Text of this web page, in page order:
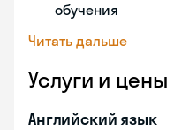
обучения
Читать дальше
Услуги и цены
Английский язык